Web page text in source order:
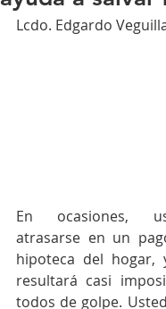
Lcdo. Edgardo
En ocasiones,
atrasarse en un
hipoteca del hogar,
resultará casi
todos de golpe.